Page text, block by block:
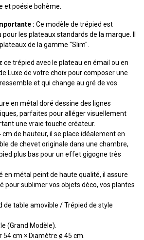
et poésie bohème.
: Ce modèle de trépied est
les plateaux standards de la marque. Il
de la gamme "Slim".
ce trépied avec le plateau en émail ou en
Luxe de votre choix pour composer une
et qui change au gré de vos
en métal doré dessine des lignes
parfaites pour alléger visuellement
une vraie touche créateur.
cm de hauteur, il se place idéalement en
de chevet originale dans une chambre,
plus bas pour un effet gigogne très
en métal peint de haute qualité, il assure
pour sublimer vos objets déco, vos plantes
de table amovible / Trépied de style
(Grand Modèle).
54 cm × Diamètre ø 45 cm.